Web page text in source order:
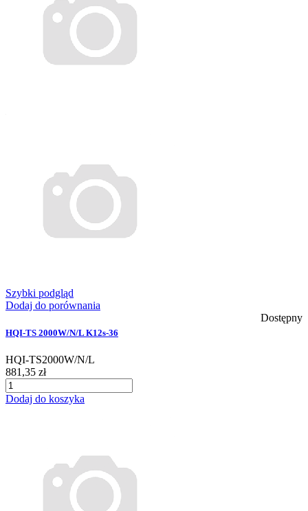
Szybki podgląd
Dodaj do porównania
Dostępny
HQI-TS 2000W/N/L K12s-36
HQI-TS2000W/N/L
881,35 zł
Dodaj do koszyka